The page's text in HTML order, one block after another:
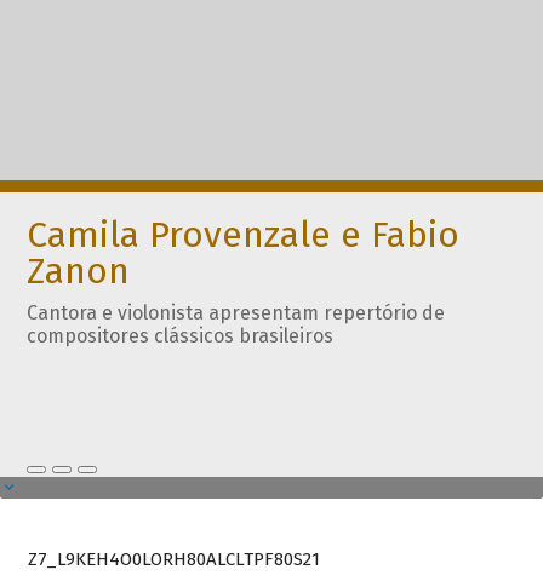
Camila Provenzale e Fabio
Zanon
Cantora e violonista apresentam repertório de
compositores clássicos brasileiros
Z7_L9KEH4O0LORH80ALCLTPF80S21